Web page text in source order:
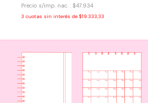
Precio s/imp. nac. : $47.934
3 cuotas sin interés de $19.333,33